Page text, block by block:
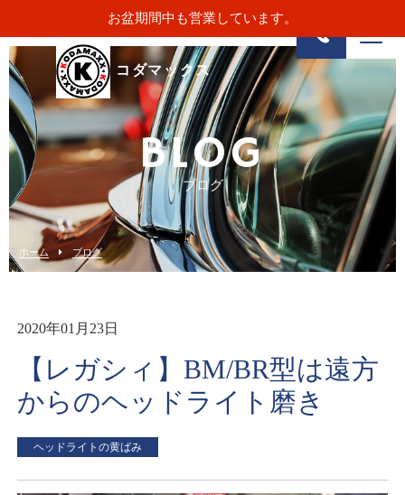
お盆期間中も営業しています。
コダマックス
BLOG
ブログ
ホーム ブログ
2020年01月23日
【レガシィ】BM/BR型は遠方
からのヘッドライト磨き
ヘッドライトの黄ばみ